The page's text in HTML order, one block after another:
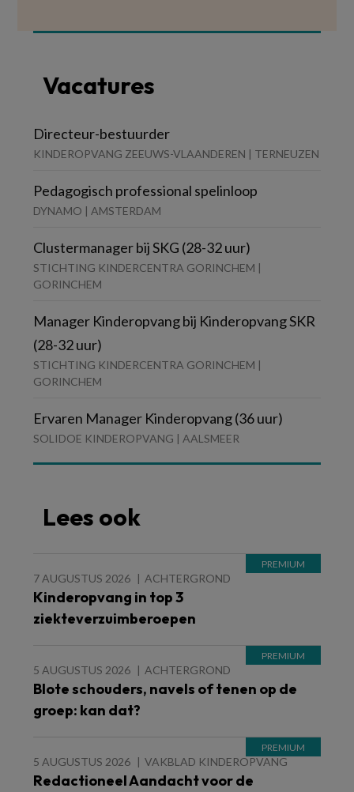
Vacatures
Directeur-bestuurder
KINDEROPVANG ZEEUWS-VLAANDEREN | TERNEUZEN
Pedagogisch professional spelinloop
DYNAMO | AMSTERDAM
Clustermanager bij SKG (28-32 uur)
STICHTING KINDERCENTRA GORINCHEM |
GORINCHEM
Manager Kinderopvang bij Kinderopvang SKR
(28-32 uur)
STICHTING KINDERCENTRA GORINCHEM |
GORINCHEM
Ervaren Manager Kinderopvang (36 uur)
SOLIDOE KINDEROPVANG | AALSMEER
Lees ook
7 AUGUSTUS 2026 ACHTERGROND
Kinderopvang in top 3
ziekteverzuimberoepen
5 AUGUSTUS 2026 ACHTERGROND
Blote schouders, navels of tenen op de
groep: kan dat?
5 AUGUSTUS 2026 VAKBLAD KINDEROPVANG
Redactioneel Aandacht voor de